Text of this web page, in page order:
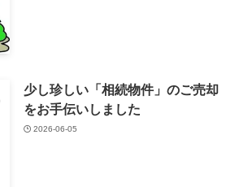
少し珍しい「相続物件」のご売却
をお手伝いしました
2026-06-05